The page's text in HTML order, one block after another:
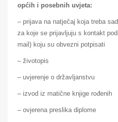
općih i posebnih uvjeta:
– prijava na natječaj koja treba
za koje se prijavljuju s kontakt
mail) koju su obvezni potpisati
– životopis
– uvjerenje o državljanstvu
– izvod iz matične knjige rođenih
– ovjerena preslika diplome